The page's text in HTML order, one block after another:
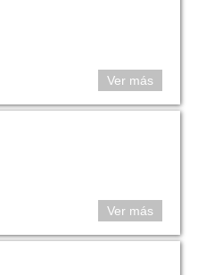
Ver más
Ver más